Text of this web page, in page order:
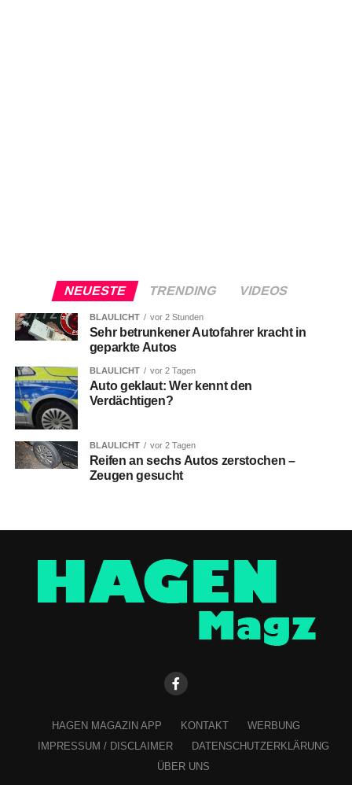
NEUESTE TRENDING VIDEOS
BLAULICHT vor 2 Stunden
Sehr betrunkener Autofahrer kracht in
geparkte Autos
BLAULICHT vor 2 Tagen
Auto geklaut: Wer kennt den
Verdächtigen?
BLAULICHT vor 2 Tagen
Reifen an sechs Autos zerstochen –
Zeugen gesucht
HAGEN MAGAZIN APP KONTAKT
WERBUNG
IMPRESSUM / DISCLAIMER
DATENSCHUTZERKLÄRUNG
ÜBER UNS